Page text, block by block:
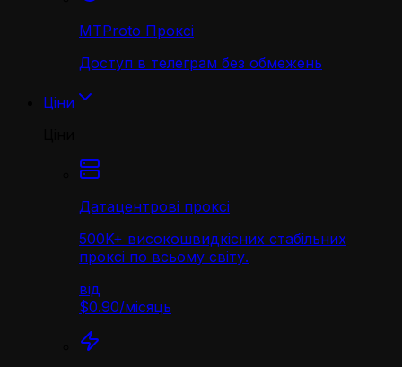
MTProto Проксі
Доступ в телеграм без обмежень
Ціни
Датацентрові проксі
500K+ високошвидкісних стабільних
проксі по всьому світу.
від
$0.90/місяць